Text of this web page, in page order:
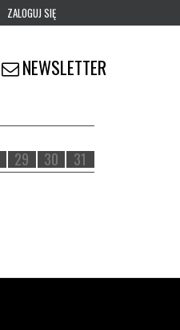
ZALOGUJ SIĘ
0,00
NEWSLETTER
29 30 31